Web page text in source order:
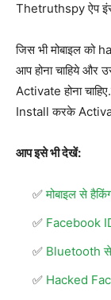
Thetruthspy ऐप
जिस भी मोबाइल को
आप होना चाहिये और
Activate होना
Install करके
आप इसे भी देखें:
मोबाइल से
Facebook
Bluetooth से
Hacked